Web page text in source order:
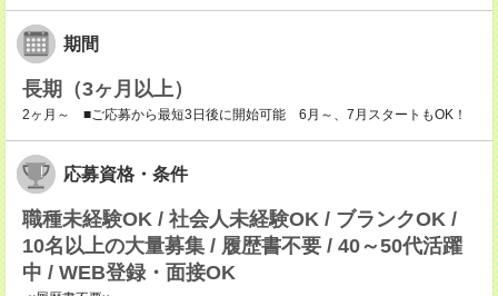
期間
長期（3ヶ月以上）
2ヶ月～ ■ご応募から最短3日後に開始可能 6月～、7月スタートもOK！
応募資格・条件
職種未経験OK / 社会人未経験OK / ブランクOK /
10名以上の大量募集 / 履歴書不要 / 40～50代活躍
中 / WEB登録・面接OK